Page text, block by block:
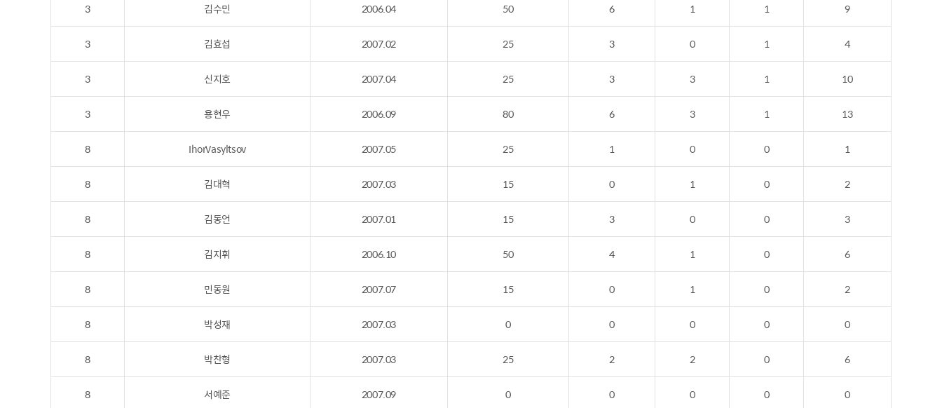
3 김수민 2006.04 50 6 1 1 9
3 김효섭 2007.02 25 3 0 1 4
3 신지호 2007.04 25 3 3 1 10
3 용현우 2006.09 80 6 3 1 13
8 IhorVasyltsov 2007.05 25 1 0 0 1
8 김대혁 2007.03 15 0 1 0 2
8 김동언 2007.01 15 3 0 0 3
8 김지휘 2006.10 50 4 1 0 6
8 민동원 2007.07 15 0 1 0 2
8 박성재 2007.03 0 0 0 0 0
8 박찬형 2007.03 25 2 2 0 6
8 서예준 2007.09 0 0 0 0 0